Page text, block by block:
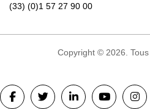
(33) (0)1 57 27 90 00
Copyright © 2026.